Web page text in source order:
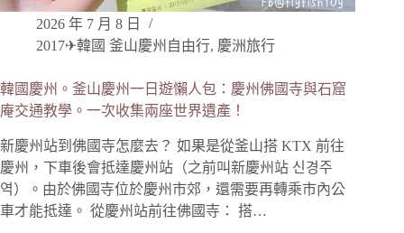
2026 年 7 月 8 日
2017✈韓國 釜山慶州自由行, 慶洲旅行
韓國慶州。釜山慶州一日遊懶人包：慶州佛國寺與石窟
庵交通教學。一次收集兩座世界遺產！
新慶州站到佛國寺怎麼去？ 如果是從釜山搭 KTX 前往
慶州，下車後會抵達慶州站（之前叫新慶州站 신경주
역）。由於佛國寺位於慶州市郊，還需要再轉乘市內公
車才能抵達。 從慶州站前往佛國寺： 搭…